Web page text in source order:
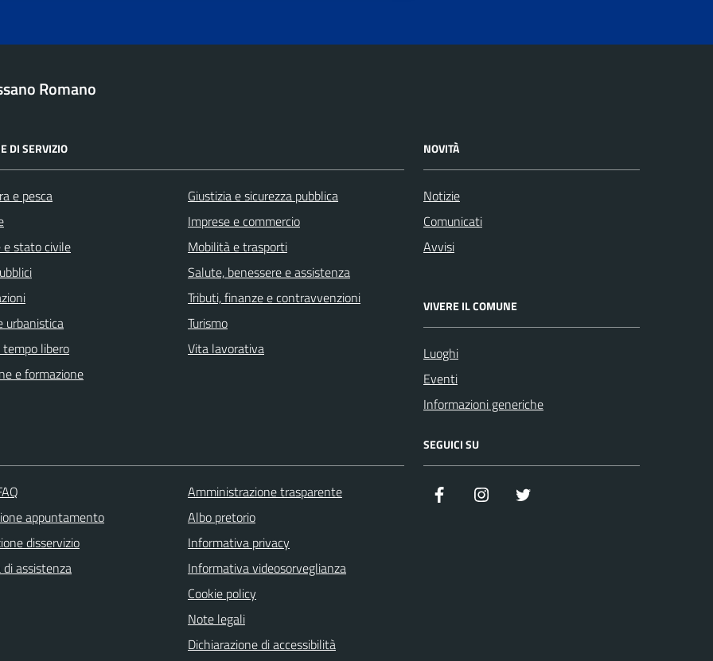
Romano
DI SERVIZIO
e pesca
e stato civile
urbanistica
libero
e formazione
Giustizia e sicurezza pubblica
Imprese e commercio
Mobilità e trasporti
Salute, benessere e assistenza
Tributi, finanze e contravvenzioni
Turismo
Vita lavorativa
NOVITÀ
Notizie
Comunicati
Avvisi
VIVERE IL COMUNE
Luoghi
Eventi
Informazioni generiche
appuntamento
disservizio
assistenza
Amministrazione trasparente
Albo pretorio
Informativa privacy
Informativa videosorveglianza
Cookie policy
Note legali
Dichiarazione di accessibilità
SEGUICI SU
Facebook Instagram